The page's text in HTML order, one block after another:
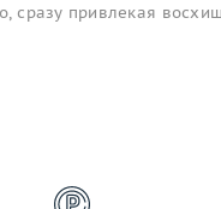
сразу привлекая